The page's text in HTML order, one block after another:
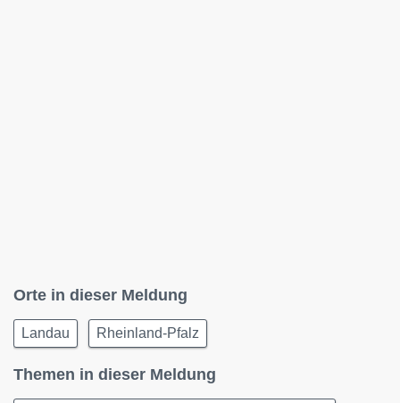
Orte in dieser Meldung
Landau Rheinland-Pfalz
Themen in dieser Meldung